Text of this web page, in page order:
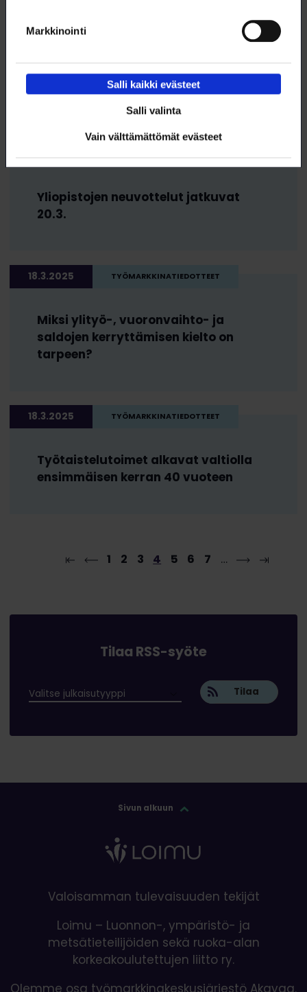
Markkinointi
Salli kaikki evästeet
Salli valinta
Vain välttämättömät evästeet
20.3.2025
Yliopistojen tes-neuvottelut jatkuvat
taas huomenna 21.3.
Yliopistojen neuvottelut jatkuvat
20.3.
18.3.2025 TYÖMARKKINATIEDOTTEET
Miksi ylityö-, vuoronvaihto- ja
saldojen kerryttämisen kielto on
tarpeen?
18.3.2025 TYÖMARKKINATIEDOTTEET
Työtaistelutoimet alkavat valtiolla
ensimmäisen kerran 40 vuoteen
1 2 3 4 5 6 7 …
Tilaa RSS-syöte
Tilaa
Sivun alkuun
Valoisamman tulevaisuuden tekijät
Loimu – Luonnon-, ympäristö- ja
metsätieteilijöiden sekä ruoka-alan
korkeakoulutettujen liitto ry.